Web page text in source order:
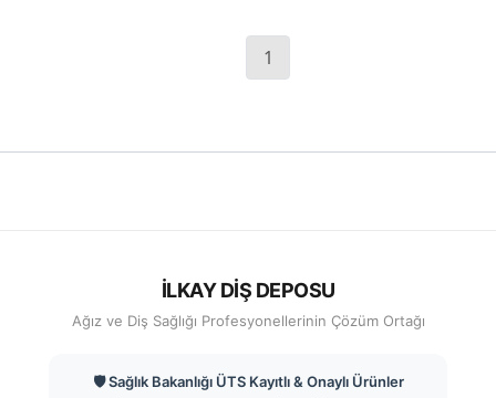
1
İLKAY DİŞ DEPOSU
Ağız ve Diş Sağlığı Profesyonellerinin Çözüm Ortağı
🛡️ Sağlık Bakanlığı ÜTS Kayıtlı & Onaylı Ürünler